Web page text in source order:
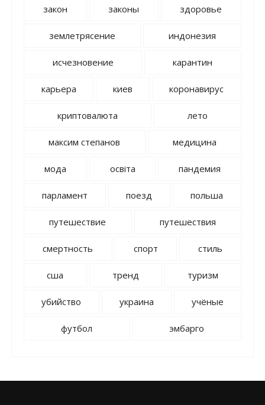
закон законы здоровье
землетрясение индонезия
исчезновение карантин
карьера киев коронавирус
криптовалюта лето
максим степанов медицина
мода освіта пандемия
парламент поезд польша
путешествие путешествия
смертность спорт стиль
сша тренд туризм
убийство украина учёные
футбол эмбарго